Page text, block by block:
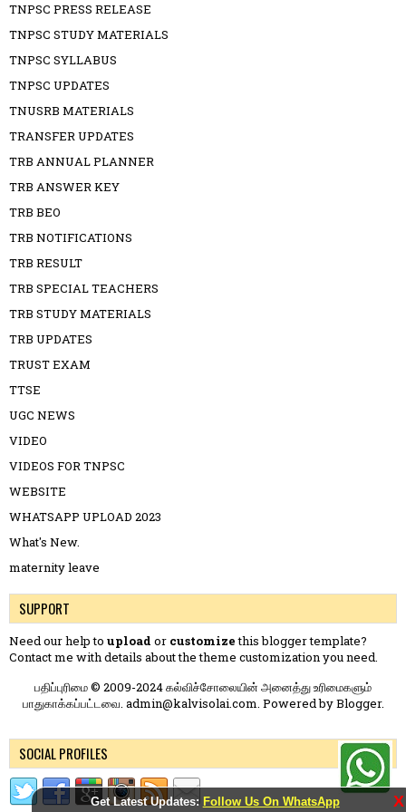
Get Latest Updates: Follow Us On WhatsApp X
TNPSC PRESS RELEASE
TNPSC STUDY MATERIALS
TNPSC SYLLABUS
TNPSC UPDATES
TNUSRB MATERIALS
TRANSFER UPDATES
TRB ANNUAL PLANNER
TRB ANSWER KEY
TRB BEO
TRB NOTIFICATIONS
TRB RESULT
TRB SPECIAL TEACHERS
TRB STUDY MATERIALS
TRB UPDATES
TRUST EXAM
TTSE
UGC NEWS
VIDEO
VIDEOS FOR TNPSC
WEBSITE
WHATSAPP UPLOAD 2023
What's New.
maternity leave
SUPPORT
Need our help to upload or customizethis blogger template?
Contact me with details about the theme customization you need.
பதிப்புரிமை © 2009-2024 கல்விச்சோலையின் அனைத்து உரிமைகளும்
பாதுகாக்கப்பட்டவை. admin@kalvisolai.com. Powered byBlogger.
SOCIAL PROFILES